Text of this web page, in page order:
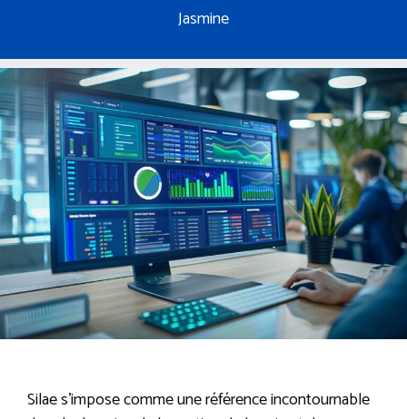
Jasmine
Silae s’impose comme une référence incontournable